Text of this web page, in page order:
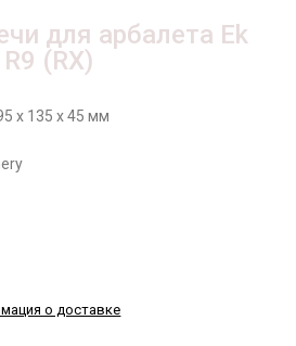
для арбалета Ek
(RX)
x 135 x 45 мм
о доставке